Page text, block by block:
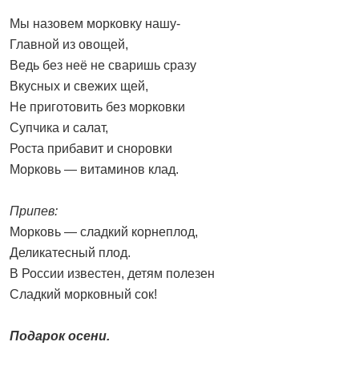
Мы назовем морковку нашу-
Главной из овощей,
Ведь без неё не сваришь сразу
Вкусных и свежих щей,
Не приготовить без морковки
Супчика и салат,
Роста прибавит и сноровки
Морковь — витаминов клад.
Припев:
Морковь — сладкий корнеплод,
Деликатесный плод.
В России известен, детям полезен
Сладкий морковный сок!
Подарок осени.